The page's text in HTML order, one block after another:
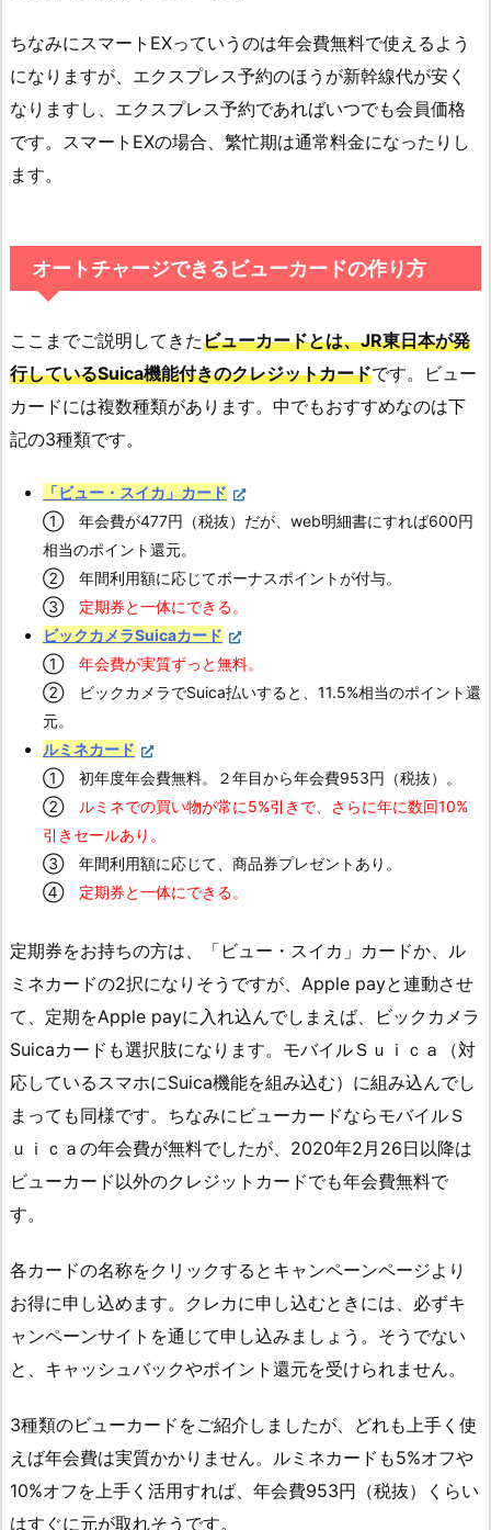
ちなみにスマートEXっていうのは年会費無料で使えるよう
になりますが、エクスプレス予約のほうが新幹線代が安く
なりますし、エクスプレス予約であればいつでも会員価格
です。スマートEXの場合、繁忙期は通常料金になったりし
ます。
オートチャージできるビューカードの作り方
ここまでご説明してきたビューカードとは、JR東日本が発
行しているSuica機能付きのクレジットカードです。ビュー
カードには複数種類があります。中でもおすすめなのは下
記の3種類です。
「ビュー・スイカ」カード
① 年会費が477円（税抜）だが、web明細書にすれば600円
相当のポイント還元。
② 年間利用額に応じてボーナスポイントが付与。
③ 定期券と一体にできる。
ビックカメラSuicaカード
① 年会費が実質ずっと無料。
② ビックカメラでSuica払いすると、11.5%相当のポイント還
元。
ルミネカード
① 初年度年会費無料。２年目から年会費953円（税抜）。
②
ルミネでの買い物が常に5%引きで、さらに年に数回10%
引きセールあり。
③ 年間利用額に応じて、商品券プレゼントあり。
④ 定期券と一体にできる。
定期券をお持ちの方は、「ビュー・スイカ」カードか、ル
ミネカードの2択になりそうですが、Apple payと連動させ
て、定期をApple payに入れ込んでしまえば、ビックカメラ
Suicaカードも選択肢になります。モバイルＳｕｉｃａ（対
応しているスマホにSuica機能を組み込む）に組み込んでし
まっても同様です。ちなみにビューカードならモバイルＳ
ｕｉｃａの年会費が無料でしたが、2020年2月26日以降は
ビューカード以外のクレジットカードでも年会費無料で
す。
各カードの名称をクリックするとキャンペーンページより
お得に申し込めます。クレカに申し込むときには、必ずキ
ャンペーンサイトを通じて申し込みましょう。そうでない
と、キャッシュバックやポイント還元を受けられません。
3種類のビューカードをご紹介しましたが、どれも上手く使
えば年会費は実質かかりません。ルミネカードも5%オフや
10%オフを上手く活用すれば、年会費953円（税抜）くらい
はすぐに元が取れそうです。